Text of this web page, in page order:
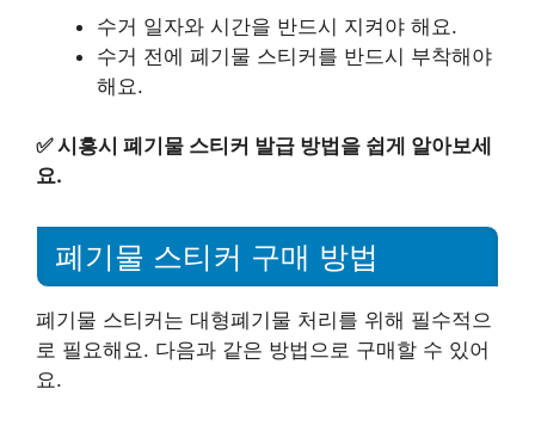
수거 일자와 시간을 반드시 지켜야 해요.
수거 전에 폐기물 스티커를 반드시 부착해야
해요.
✅시흥시 폐기물 스티커 발급 방법을 쉽게 알아보세
요.
폐기물 스티커 구매 방법
폐기물 스티커는 대형폐기물 처리를 위해 필수적으
로 필요해요. 다음과 같은 방법으로 구매할 수 있어
요.